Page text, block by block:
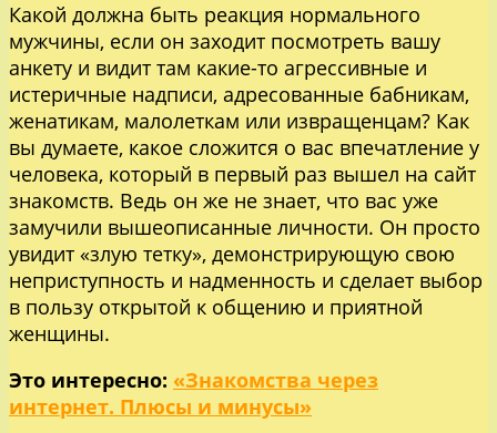
Какой должна быть реакция нормального
мужчины, если он заходит посмотреть вашу
анкету и видит там какие-то агрессивные и
истеричные надписи, адресованные бабникам,
женатикам, малолеткам или извращенцам? Как
вы думаете, какое сложится о вас впечатление у
человека, который в первый раз вышел на сайт
знакомств. Ведь он же не знает, что вас уже
замучили вышеописанные личности. Он просто
увидит «злую тетку», демонстрирующую свою
неприступность и надменность и сделает выбор
в пользу открытой к общению и приятной
женщины.
Это интересно: «Знакомства через
интернет. Плюсы и минусы»